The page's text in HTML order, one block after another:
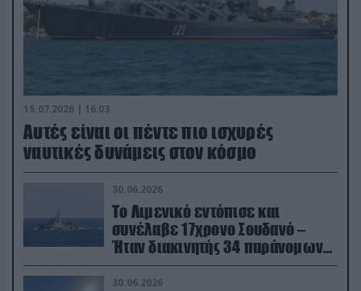
15.07.2026 | 16:03
Aυτές είναι οι πέντε πιο ισχυρές
ναυτικές δυνάμεις στον κόσμο
30.06.2026
Το Λιμενικό εντόπισε και
συνέλαβε 17χρονο Σουδανό –
Ήταν διακινητής 34 παράνομων
μεταναστών
30.06.2026